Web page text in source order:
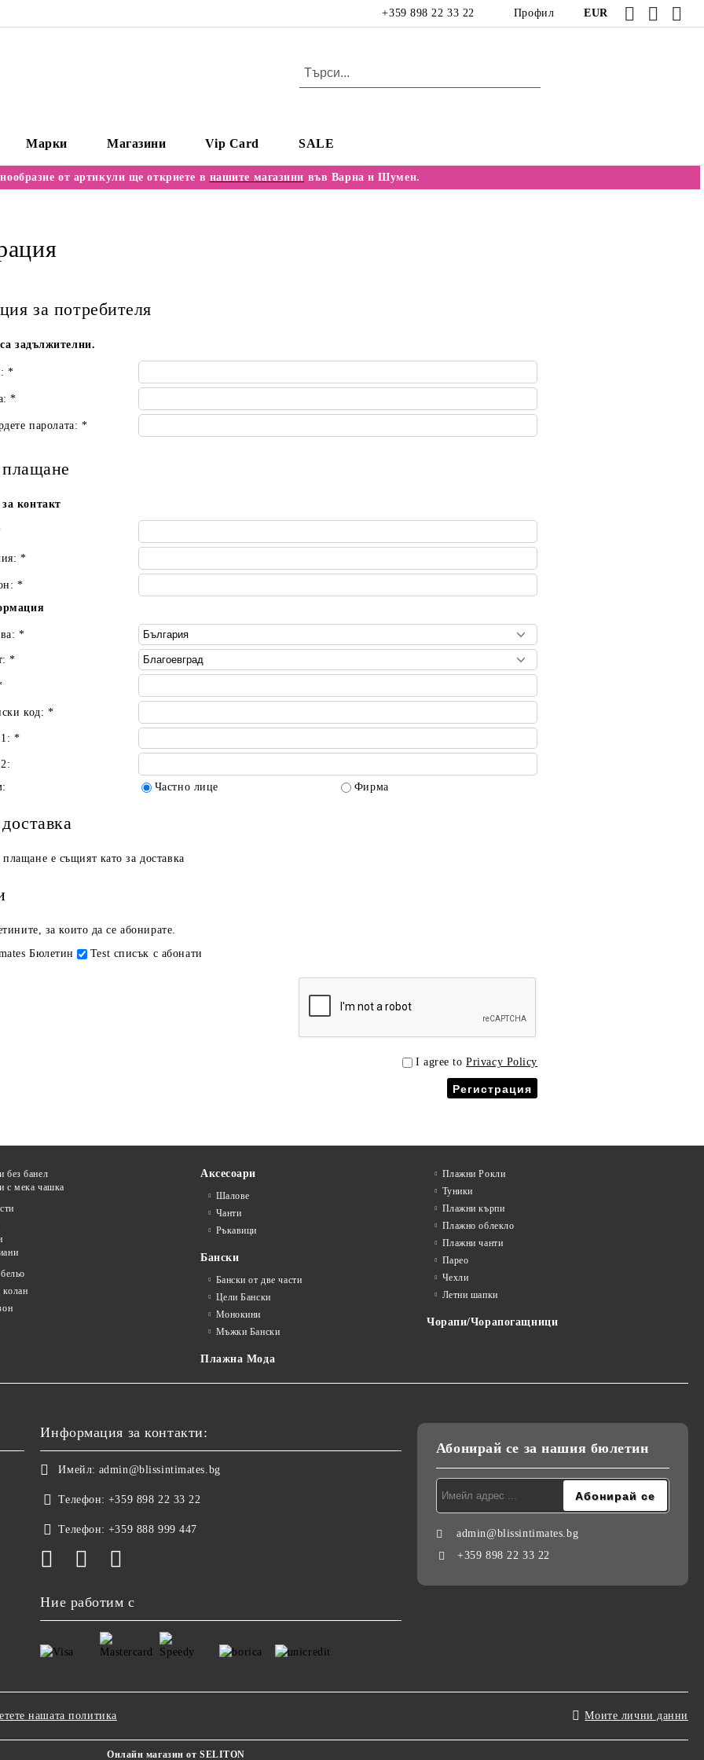
Профил
+359 898 22 33 22 EUR
Марки Магазини Vip Card SALE
от артикули ще откриете в нашите магазини във Варна и Шумен.
за потребителя
са задължителни.
*
*
паролата: *
контакт
*
*
*
*
код: *
1:*
Частно лице Фирма
плащане е същият като за доставка
за които да се абонирате.
Бюлетин
Test списък с абонати
I agree toPrivacy Policy
без банел
с мека чашка
Аксесоари
Шалове
Чанти
Ръкавици
Бански
Бански от две части
Цели Бански
Монокини
Мъжки Бански
Плажна Мода
Плажни Рокли
Туники
Плажни кърпи
Плажно облекло
Плажни чанти
Парео
Чехли
Летни шапки
Чорапи/Чорапогащници
Информация за контакти:
Имейл: admin@blissintimates.bg
Телефон: +359 898 22 33 22
Телефон: +359 888 999 447
Ние работим с
Абонирай се за нашия бюлетин
admin@blissintimates.bg
+359 898 22 33 22
нашата политика Моите лични данни
Онлайн магазин от SELITON